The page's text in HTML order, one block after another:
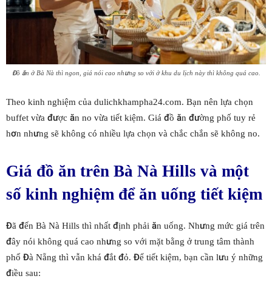
Đồ ăn ở Bà Nà thì ngon, giá nói cao nhưng so với ở khu du lịch này thì không quá cao.
Theo kinh nghiệm của dulichkhampha24.com. Bạn nên lựa chọn
buffet vừa được ăn no vừa tiết kiệm. Giá đồ ăn đường phố tuy rẻ
hơn nhưng sẽ không có nhiều lựa chọn và chắc chắn sẽ không no.
Giá đồ ăn trên Bà Nà Hills và một
số kinh nghiệm để ăn uống tiết kiệm
Đã đến Bà Nà Hills thì nhất định phải ăn uống. Nhưng mức giá trên
đây nói không quá cao nhưng so với mặt bằng ở trung tâm thành
phố Đà Nẵng thì vẫn khá đắt đỏ. Để tiết kiệm, bạn cần lưu ý những
điều sau: